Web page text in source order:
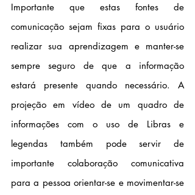
Importante que estas fontes de
comunicação sejam fixas para o usuário
realizar sua aprendizagem e manter-se
sempre seguro de que a informação
estará presente quando necessário. A
projeção em vídeo de um quadro de
informações com o uso de Libras e
legendas também pode servir de
importante colaboração comunicativa
para a pessoa orientar-se e movimentar-se